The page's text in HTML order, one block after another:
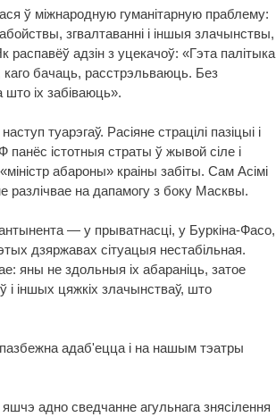
ў міжнародную гуманітарную праблему:
згвалтаванні і іншыя злачынствы,
адзін з уцекачоў: «Гэта палітыка
бачаць, расстрэльваюць. Без
іх забіваюць».
туарэгаў. Расіяне страцілі пазіцыі і
істотныя страты ў жывой сіле і
абароны» краіны забіты. Сам Асімі
разлічвае на дапамогу з боку Масквы.
— у прыватнасці, у Буркіна-Фасо,
дзяржавах сітуацыя нестабільная.
яны не здольныя іх абараніць, затое
і іншых цяжкіх злачынстваў, што
адаб'ецца і на нашым тэатры
адно сведчанне агульнага знясілення